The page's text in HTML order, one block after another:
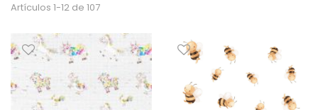
Artículos 1-12 de 107